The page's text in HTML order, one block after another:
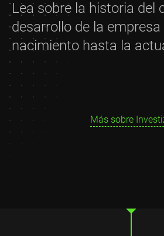
Lea sobre la historia del
desarrollo de la empresa
nacimiento hasta la
Más sobre